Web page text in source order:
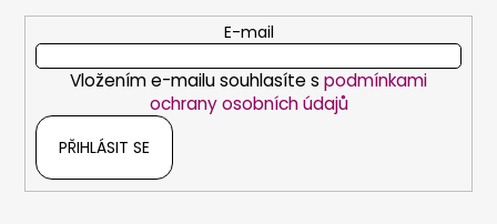
E-mail
Vložením e-mailu souhlasíte s podmínkami
ochrany osobních údajů
PŘIHLÁSIT SE